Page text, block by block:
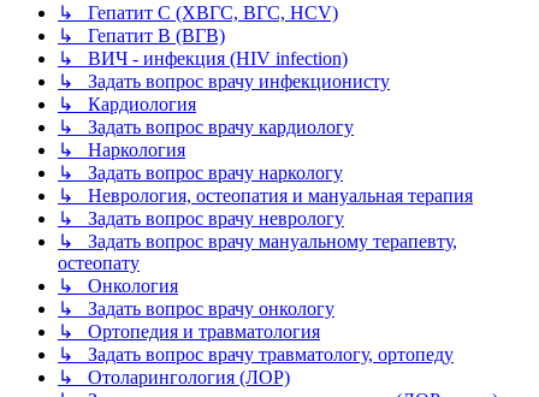
↳ Гепатит C (ХВГС, ВГС, HCV)
↳ Гепатит B (ВГВ)
↳ ВИЧ - инфекция (HIV infection)
↳ Задать вопрос врачу инфекционисту
↳ Кардиология
↳ Задать вопрос врачу кардиологу
↳ Наркология
↳ Задать вопрос врачу наркологу
↳ Неврология, остеопатия и мануальная терапия
↳ Задать вопрос врачу неврологу
↳ Задать вопрос врачу мануальному терапевту,
остеопату
↳ Онкология
↳ Задать вопрос врачу онкологу
↳ Ортопедия и травматология
↳ Задать вопрос врачу травматологу, ортопеду
↳ Отоларингология (ЛОР)